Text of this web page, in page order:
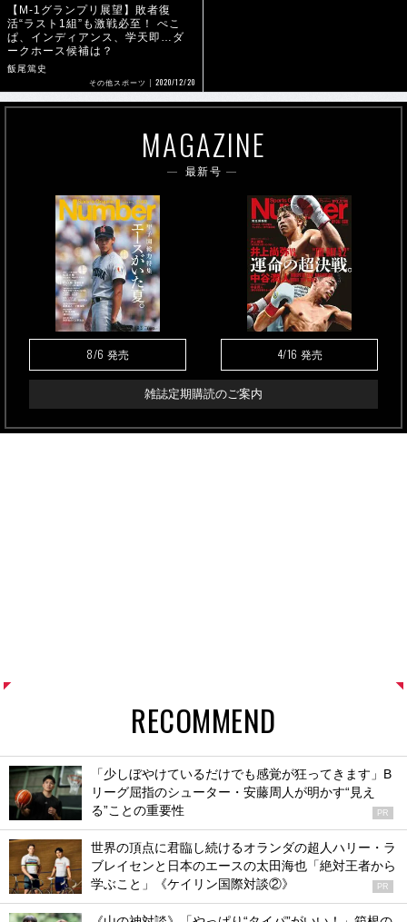
【M-1グランプリ展望】敗者復
活“ラスト1組”も激戦必至！ ぺこ
ぱ、インディアンス、学天即…ダ
ークホース候補は？
飯尾篤史
その他スポーツ 2020/12/20
MAGAZINE
最新号
8/6 発売 4/16 発売
雑誌定期購読のご案内
RECOMMEND
「少しぼやけているだけでも感覚が狂ってきます」B
リーグ屈指のシューター・安藤周人が明かす“見え
る”ことの重要性
PR
世界の頂点に君臨し続けるオランダの超人ハリー・ラ
ブレイセンと日本のエースの太田海也「絶対王者から
学ぶこと」《ケイリン国際対談②》
PR